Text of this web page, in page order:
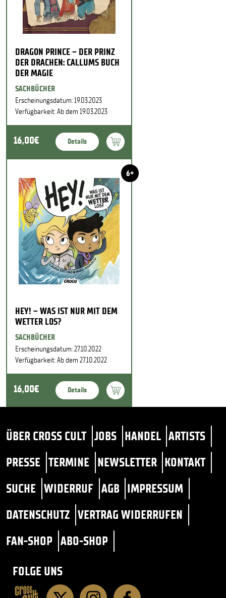
DRAGON PRINCE – DER PRINZ
DER DRACHEN: CALLUMS BUCH
DER MAGIE
SACHBÜCHER
Erscheinungsdatum: 19.03.2023
Verfügbarkeit: Ab dem 19.03.2023
16,00€ Details
6+
HEY! – WAS IST NUR MIT DEM
WETTER LOS?
SACHBÜCHER
Erscheinungsdatum: 27.10.2022
Verfügbarkeit: Ab dem 27.10.2022
16,00€ Details
ÜBER CROSS CULT JOBS HANDEL ARTISTS
PRESSE TERMINE NEWSLETTER KONTAKT
SUCHE WIDERRUF AGB IMPRESSUM
DATENSCHUTZ VERTRAG WIDERRUFEN
FAN-SHOP ABO-SHOP
FOLGE UNS